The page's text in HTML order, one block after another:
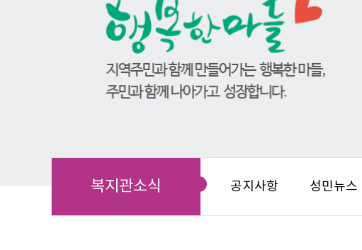
복지관소식 공지사항 성민뉴스